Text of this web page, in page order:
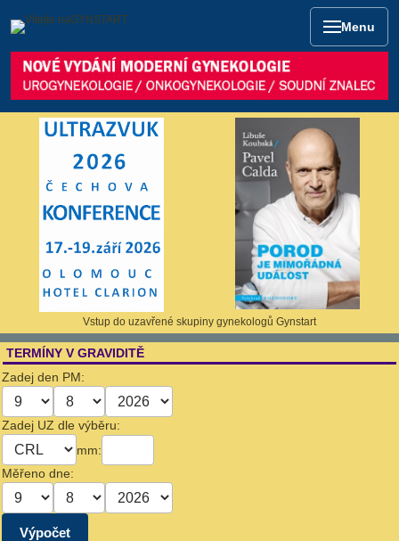
Menu
TERMÍNY V GRAVIDITĚ
Zadej den PM:
Zadej UZ dle výběru:
mm:
Měřeno dne:
Vstup do uzavřené skupiny gynekologů Gynstart